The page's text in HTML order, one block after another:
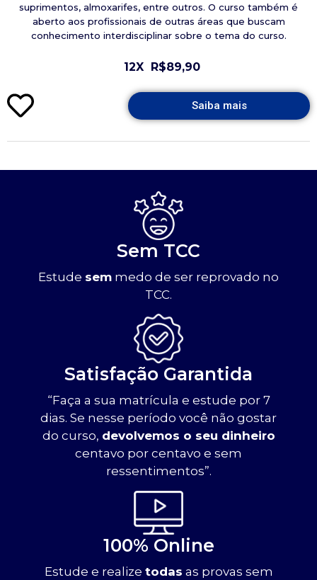
suprimentos, almoxarifes, entre outros. O curso também é
aberto aos profissionais de outras áreas que buscam
conhecimento interdisciplinar sobre o tema do curso.
12X R$89,90
Saiba mais
Sem TCC
Estude sem medo de ser reprovado no
TCC.
Satisfação Garantida
“Faça a sua matrícula e estude por 7
dias. Se nesse período você não gostar
do curso, devolvemos o seu dinheiro
centavo por centavo e sem
ressentimentos”.
100% Online
Estude e realize todas as provas sem